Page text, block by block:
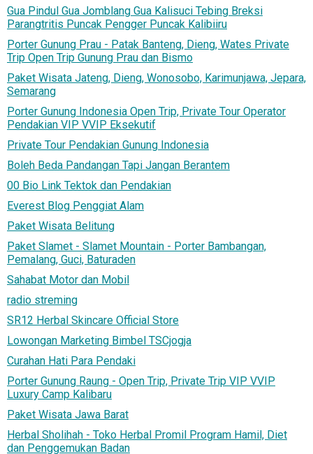
Gua Pindul Gua Jomblang Gua Kalisuci Tebing Breksi
Parangtritis Puncak Pengger Puncak Kalibiiru
Porter Gunung Prau - Patak Banteng, Dieng, Wates Private
Trip Open Trip Gunung Prau dan Bismo
Paket Wisata Jateng, Dieng, Wonosobo, Karimunjawa, Jepara,
Semarang
Porter Gunung Indonesia Open Trip, Private Tour Operator
Pendakian VIP VVIP Eksekutif
Private Tour Pendakian Gunung Indonesia
Boleh Beda Pandangan Tapi Jangan Berantem
00 Bio Link Tektok dan Pendakian
Everest Blog Penggiat Alam
Paket Wisata Belitung
Paket Slamet - Slamet Mountain - Porter Bambangan,
Pemalang, Guci, Baturaden
Sahabat Motor dan Mobil
radio streming
SR12 Herbal Skincare Official Store
Lowongan Marketing Bimbel TSCjogja
Curahan Hati Para Pendaki
Porter Gunung Raung - Open Trip, Private Trip VIP VVIP
Luxury Camp Kalibaru
Paket Wisata Jawa Barat
Herbal Sholihah - Toko Herbal Promil Program Hamil, Diet
dan Penggemukan Badan